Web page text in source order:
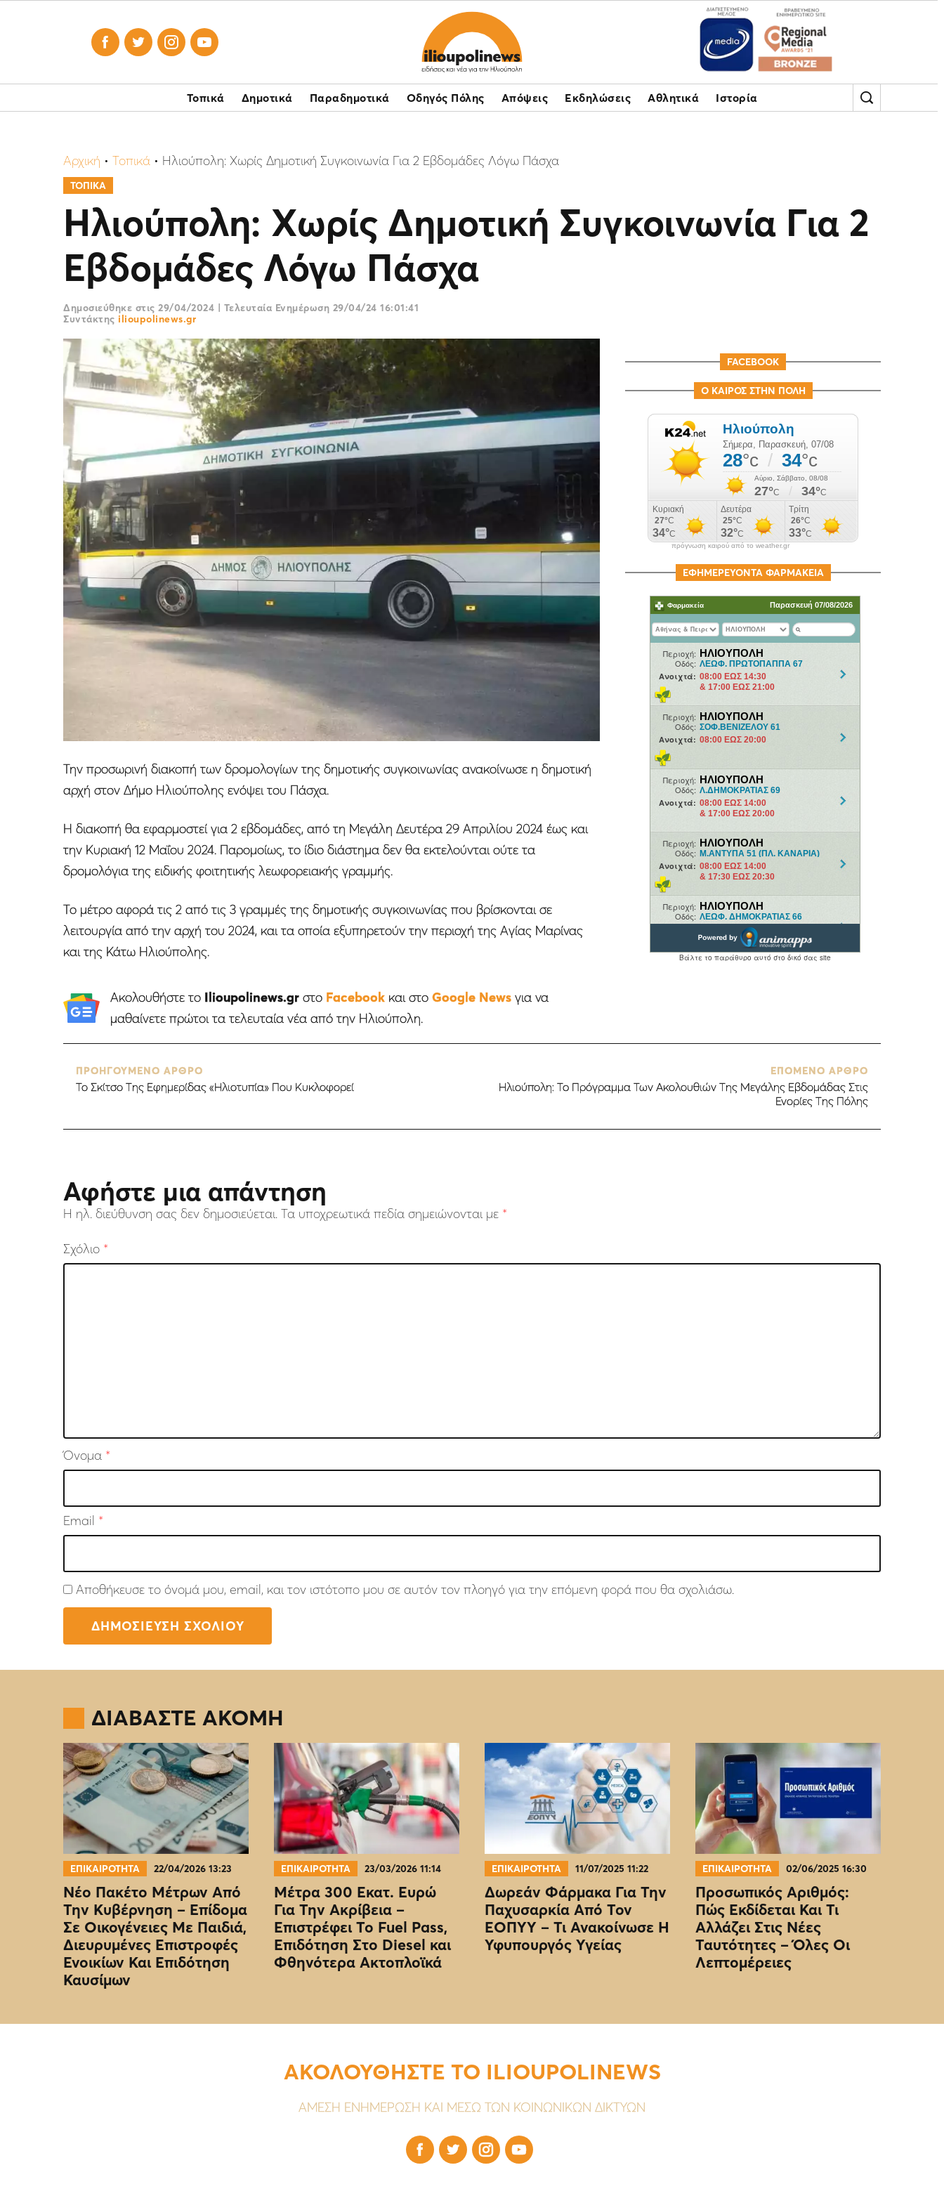
   
Τοπικά Δημοτικά Παραδημοτικά Οδηγός Πόλης Απόψεις Εκδηλώσεις Αθλητικά Ιστορία
Αρχική • Τοπικά • Ηλιούπολη: Χωρίς Δημοτική Συγκοινωνία Για 2 Εβδομάδες Λόγω Πάσχα
ΤΟΠΙΚΑ
Ηλιούπολη: Χωρίς Δημοτική Συγκοινωνία Για 2
Εβδομάδες Λόγω Πάσχα
Δημοσιεύθηκε στις 29/04/2024 | Τελευταία Ενημέρωση 29/04/24 16:01:41
Συντάκτης ilioupolinews.gr
Την προσωρινή διακοπή των δρομολογίων της δημοτικής συγκοινωνίας ανακοίνωσε η δημοτική
αρχή στον Δήμο Ηλιούπολης ενόψει του Πάσχα.
Η διακοπή θα εφαρμοστεί για 2 εβδομάδες, από τη Μεγάλη Δευτέρα 29 Απριλίου 2024 έως και
την Κυριακή 12 Μαΐου 2024. Παρομοίως, το ίδιο διάστημα δεν θα εκτελούνται ούτε τα
δρομολόγια της ειδικής φοιτητικής λεωφορειακής γραμμής.
Το μέτρο αφορά τις 2 από τις 3 γραμμές της δημοτικής συγκοινωνίας που βρίσκονται σε
λειτουργία από την αρχή του 2024, και τα οποία εξυπηρετούν την περιοχή της Αγίας Μαρίνας
και της Κάτω Ηλιούπολης.
Ακολουθήστε το Ilioupolinews.grστο Facebookκαι στο Google Newsγια να
μαθαίνετε πρώτοι τα τελευταία νέα από την Ηλιούπολη.
FACEBOOK
Ο ΚΑΙΡΟΣ ΣΤΗΝ ΠΟΛΗ
πρόγνωση καιρού από το weather.gr
ΕΦΗΜΕΡΕΥΟΝΤΑ ΦΑΡΜΑΚΕΙΑ
ΠΡΟΗΓΟΥΜΕΝΟ ΑΡΘΡΟ
Το Σκίτσο Της Εφημερίδας «Ηλιοτυπία» Που Κυκλοφορεί
ΕΠΟΜΕΝΟ ΑΡΘΡΟ
Ηλιούπολη: To Πρόγραμμα Των Ακολουθιών Της Μεγάλης Εβδομάδας Στις
Ενορίες Της Πόλης
Αφήστε μια απάντηση
Η ηλ. διεύθυνση σας δεν δημοσιεύεται. Τα υποχρεωτικά πεδία σημειώνονται με *
Σχόλιο *
Όνομα *
Email *
Αποθήκευσε το όνομά μου, email, και τον ιστότοπο μου σε αυτόν τον πλοηγό για την επόμενη φορά που θα σχολιάσω.
ΔΙΑΒΑΣΤΕ ΑΚΟΜΗ
ΕΠΙΚΑΙΡΟΤΗΤΑ 22/04/2026 13:23
Νέο Πακέτο Μέτρων Από
Την Κυβέρνηση – Επίδομα
Σε Οικογένειες Με Παιδιά,
Διευρυμένες Επιστροφές
Ενοικίων Και Επιδότηση
Καυσίμων
ΕΠΙΚΑΙΡΟΤΗΤΑ 23/03/2026 11:14
Μέτρα 300 Εκατ. Ευρώ
Για Την Ακρίβεια –
Επιστρέφει Το Fuel Pass,
Επιδότηση Στο Diesel και
Φθηνότερα Ακτοπλοϊκά
ΕΠΙΚΑΙΡΟΤΗΤΑ 11/07/2025 11:22
Δωρεάν Φάρμακα Για Την
Παχυσαρκία Από Τον
EOΠΥΥ – Τι Ανακοίνωσε Η
Υφυπουργός Υγείας
ΕΠΙΚΑΙΡΟΤΗΤΑ 02/06/2025 16:30
Προσωπικός Αριθμός:
Πώς Εκδίδεται Και Τι
Αλλάζει Στις Νέες
Ταυτότητες – Όλες Οι
Λεπτομέρειες
ΑΚΟΛΟΥΘΗΣΤΕ ΤΟ ILIOUPOLINEWS
ΑΜΕΣΗ ΕΝΗΜΕΡΩΣΗ ΚΑΙ ΜΕΣΩ ΤΩΝ ΚΟΙΝΩΝΙΚΩΝ ΔΙΚΤΥΩΝ
   